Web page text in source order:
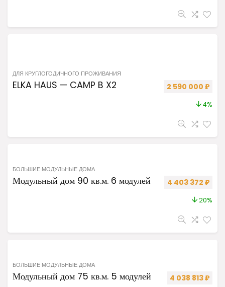
ДЛЯ КРУГЛОГОДИЧНОГО ПРОЖИВАНИЯ
ELKA HAUS — CAMP B X2 2 590 000 ₽
4%
БОЛЬШИЕ МОДУЛЬНЫЕ ДОМА
Модульный дом 90 кв.м. 6 модулей 4 403 372 ₽
20%
БОЛЬШИЕ МОДУЛЬНЫЕ ДОМА
Модульный дом 75 кв.м. 5 модулей 4 038 813₽